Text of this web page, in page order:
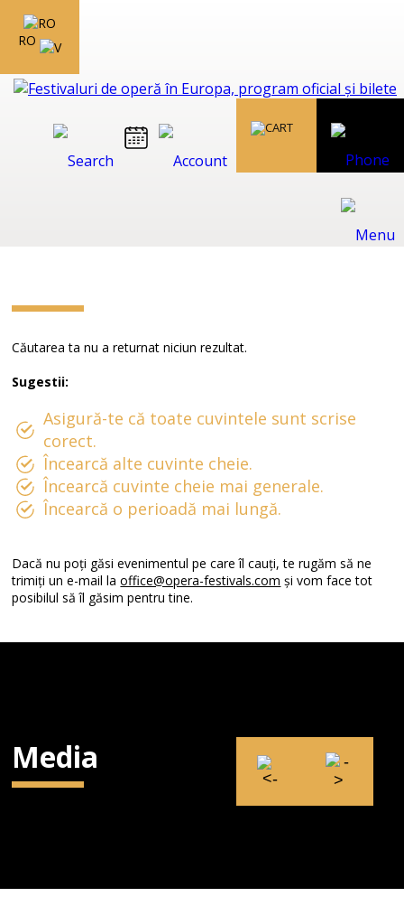
RO
Căutarea ta nu a returnat niciun rezultat.
Sugestii:
Asigură-te că toate cuvintele sunt scrise
corect.
Încearcă alte cuvinte cheie.
Încearcă cuvinte cheie mai generale.
Încearcă o perioadă mai lungă.
Dacă nu poți găsi evenimentul pe care îl cauți, te rugăm să ne
trimiți un e-mail laoffice@opera-festivals.com și vom face tot
posibilul să îl găsim pentru tine.
Media